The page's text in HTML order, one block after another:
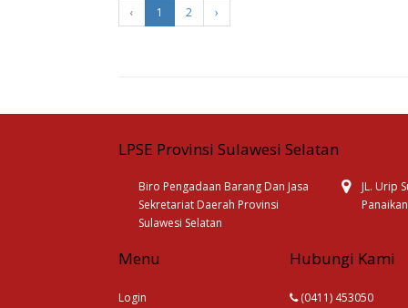
‹ 1 2 ›
LPSE Provinsi Sulawesi Selatan
Biro Pengadaan Barang Dan Jasa
Sekretariat Daerah Provinsi
Sulawesi Selatan
JL. Urip
Menu
Login
Hubungi Kami
(0411) 453050